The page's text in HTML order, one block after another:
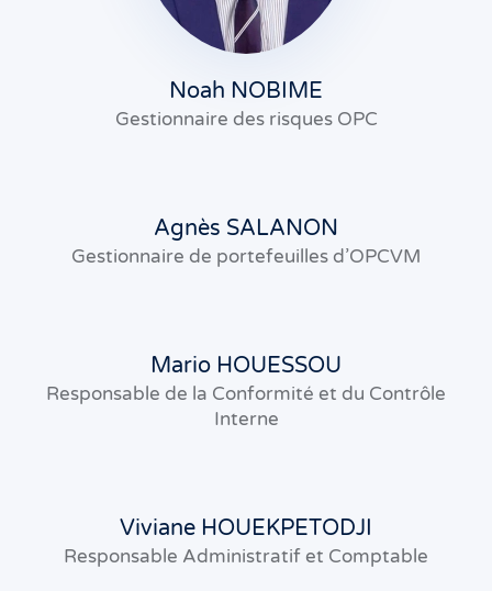
Noah NOBIME
Gestionnaire des risques OPC
Agnès SALANON
Gestionnaire de portefeuilles d’OPCVM
Mario HOUESSOU
Responsable de la Conformité et du Contrôle
Interne
Viviane HOUEKPETODJI
Responsable Administratif et Comptable